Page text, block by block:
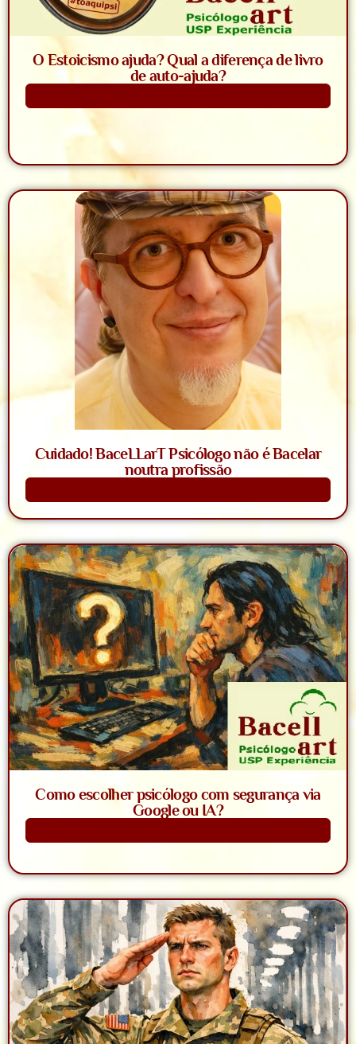
O Estoicismo ajuda? Qual a diferença de livro
de auto-ajuda?
Cuidado! BaceLLarT Psicólogo não é Bacelar
noutra profissão
Como escolher psicólogo com segurança via
Google ou IA?